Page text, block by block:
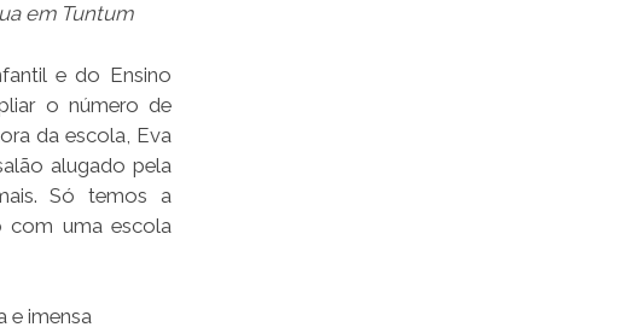
em Tuntum
e do Ensino
o número de
da escola, Eva
alugado pela
Só temos a
com uma escola
e imensa